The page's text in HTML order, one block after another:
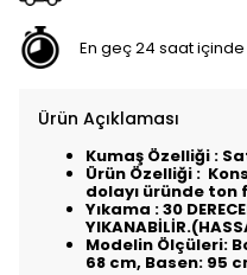
En geç 24 saat
Ürün Açıklaması
Kumaş Özelliği :
Ürün Özelliği :
dolayı üründe ton
Yıkama : 30
Modelin Ölçüleri:
68 cm, Basen: 95